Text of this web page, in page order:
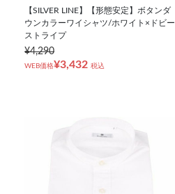
【SILVER LINE】【形態安定】ボタンダ
ウンカラーワイシャツ/ホワイト×ドビー
ストライプ
¥4,290
WEB価格¥3,432 税込